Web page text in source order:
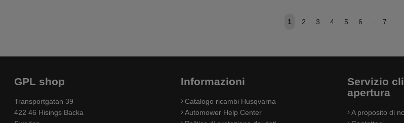
1 2 3 4 5 6 .. 7
GPL shop
Transportgatan 39
422 46 Hisings Backa
Informazioni
Catalogo ricambi Husqvarna
Automower Help Center
Servizio
apertura
A proposito di